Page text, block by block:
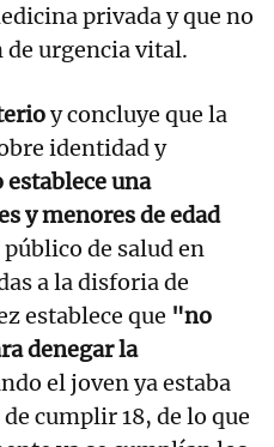
privada y que no
urgencia vital.
y concluye que la
identidad y
establece una
y menores de edad
de salud en
a la disforia de
establece que "no
denegar la
el joven ya estaba
cumplir 18, de lo que